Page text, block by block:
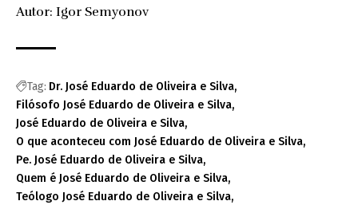
Autor: Igor Semyonov
Tag: Dr. José Eduardo de Oliveira e Silva
Filósofo José Eduardo de Oliveira e Silva
José Eduardo de Oliveira e Silva
O que aconteceu com José Eduardo de Oliveira e Silva
Pe. José Eduardo de Oliveira e Silva
Quem é José Eduardo de Oliveira e Silva
Teólogo José Eduardo de Oliveira e Silva